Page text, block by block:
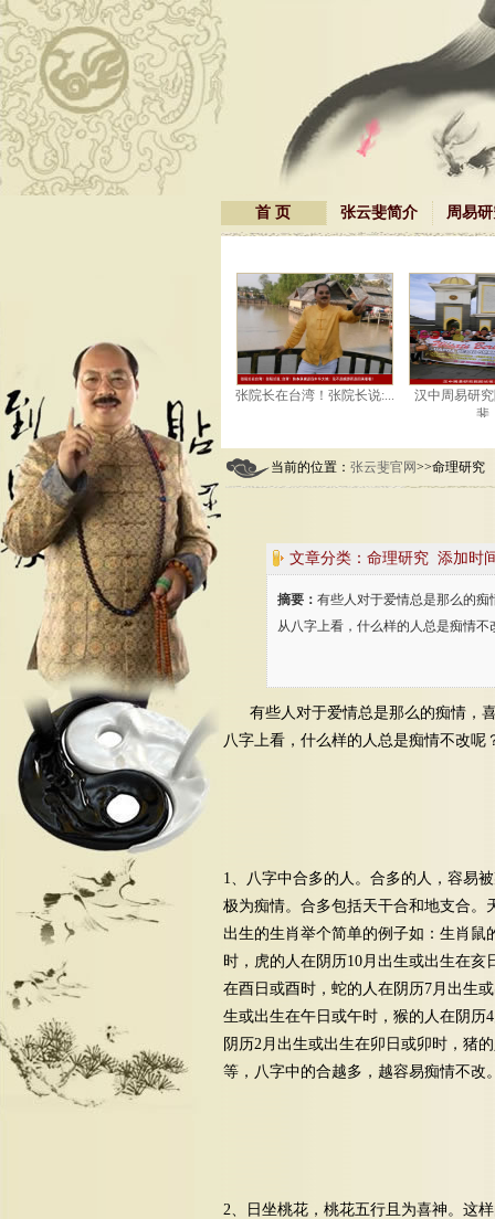
首 页 张云斐简介 周易
电视台在采访张院长！ 张院长在台湾！张院长说:...
汉中周易研究院院
当前的位置： 张云斐官网>>命理研究
文章分类：命理研究 添加时
摘要：有些人对于爱情总是那么的
从八字上看，什么样的人总是痴情不
有些人对于爱情总是那么的痴情，
八字上看，什么样的人总是痴情不改呢
1、八字中合多的人。合多的人，容易
极为痴情。合多包括天干合和地支合。
出生的生肖举个简单的例子如：生肖鼠
时，虎的人在阴历10月出生或出生在
在酉日或酉时，蛇的人在阴历7月出生
生或出生在午日或午时，猴的人在阴历
阴历2月出生或出生在卯日或卯时，猪
等，八字中的合越多，越容易痴情不改
2、日坐桃花，桃花五行且为喜神。这